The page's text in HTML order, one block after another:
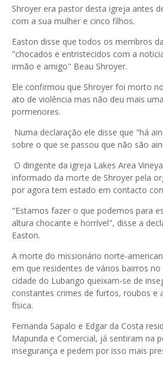
Shroyer era pastor desta igreja antes
com a sua mulher e cinco filhos.
Easton disse que todos os membros
"chocados e entristecidos com a
irmão e amigo" Beau Shroyer.
Ele confirmou que Shroyer foi morto
ato de violência mas não deu mais
pormenores.
Numa declaração ele disse que "há
sobre o que se passou que não são
O dirigente da igreja Lakes Area
informado da morte de Shroyer pela
por agora tem estado em contacto
"Estamos fazer o que podemos para
altura chocante e horrível", disse a
Easton.
A morte do missionário norte-
em que residentes de vários bairros
cidade do Lubango queixam-se de
constantes crimes de furtos, roubos e
física.
Fernanda Sapalo e Edgar da Costa
Mapunda e Comercial, já sentiram na
insegurança e pedem por isso mais